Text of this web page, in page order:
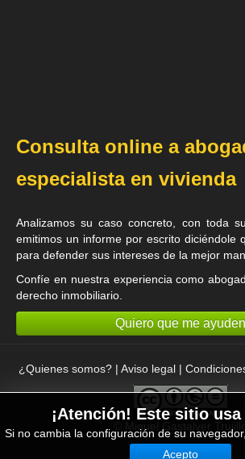
¡Atención! Este sitio
Si no cambia la configuración de su
Acepto
Consulta online a
especialista en vivienda
Analizamos su caso concreto, con toda
emitimos un informe por escrito diciéndole
para defender sus intereses de la mejor
Confíe en nuestra experiencia como
derecho inmobiliario
Quiero que me ayuden
¿Quienes somos?| Aviso legal|